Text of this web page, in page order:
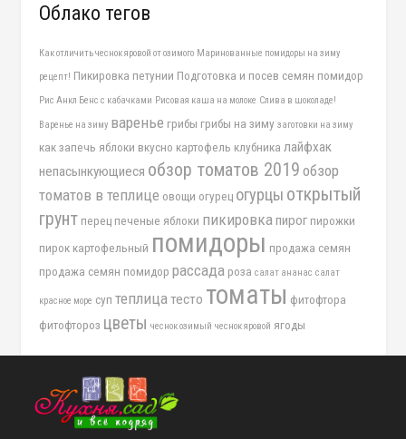
Облако тегов
Как отличить чеснок яровой от озимого Маринованные помидоры на зиму
рецепт! Пикировка петунии Подготовка и посев семян помидор
Рис Анкл Бенс с кабачками Рисовая каша на молоке Слива в шоколаде!
Варенье на зиму варенье грибы грибы на зиму заготовки на зиму
как запечь яблоки вкусно картофель клубника лайфхак
непасынкующиеся обзор томатов 2019 обзор
томатов в теплице овощи огурец огурцы открытый
грунт перец печеные яблоки пикировка пирог пирожки
пирок картофельный помидоры продажа семян
продажа семян помидор рассада роза салат ананас салат
красное море суп теплица тесто томаты фитофтора
фитофтороз цветы чеснок озимый чеснок яровой ягоды